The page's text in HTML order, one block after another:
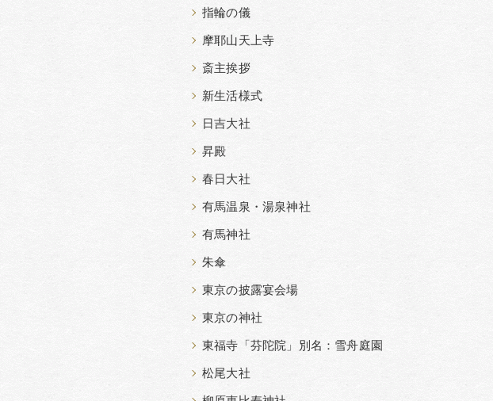
指輪の儀
摩耶山天上寺
斎主挨拶
新生活様式
日吉大社
昇殿
春日大社
有馬温泉・湯泉神社
有馬神社
朱傘
東京の披露宴会場
東京の神社
東福寺「芬陀院」別名：雪舟庭園
松尾大社